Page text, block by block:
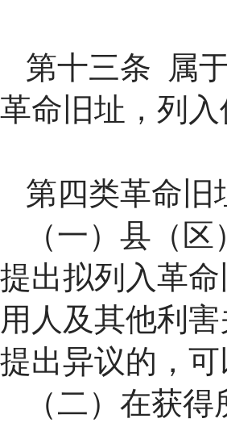
第十三条 属
革命旧址，列
第四类革命旧
（一）县（
提出拟列入革
用人及其他利
提出异议的，
（二）在获